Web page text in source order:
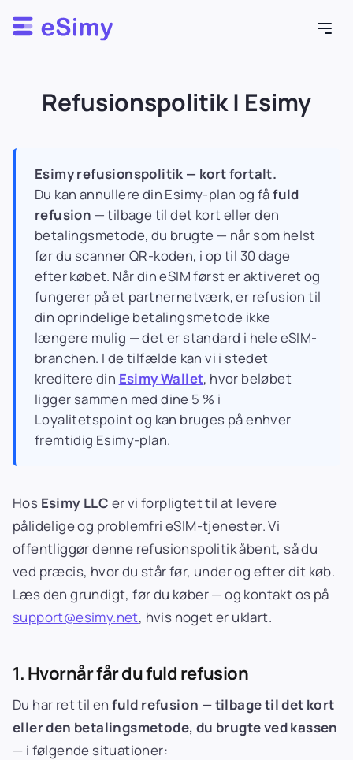
Esimy
Refusionspolitik | Esimy
Esimy refusionspolitik — kort fortalt.
Du kan annullere din Esimy-plan og fåfuld
refusion — tilbage til det kort eller den
betalingsmetode, du brugte — når som helst
før du scanner QR-koden, i op til 30 dage
efter købet. Når din eSIM først er aktiveret og
fungerer på et partnernetværk, er refusion til
din oprindelige betalingsmetode ikke
længere mulig — det er standard i hele eSIM-
branchen. I de tilfælde kan vi i stedet
kreditere din Esimy Wallet, hvor beløbet
ligger sammen med dine 5 % i
Loyalitetspoint og kan bruges på enhver
fremtidig Esimy-plan.
Hos Esimy LLC er vi forpligtet til at levere
pålidelige og problemfri eSIM-tjenester. Vi
offentliggør denne refusionspolitik åbent, så du
ved præcis, hvor du står før, under og efter dit køb.
Læs den grundigt, før du køber — og kontakt os på
support@esimy.net, hvis noget er uklart.
1. Hvornår får du fuld refusion
Du har ret til enfuld refusion — tilbage til det kort
eller den betalingsmetode, du brugte ved kassen
— i følgende situationer: